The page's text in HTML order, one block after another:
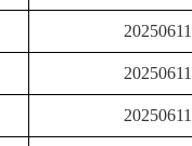
20250611
20250611
20250611